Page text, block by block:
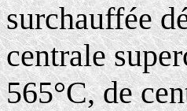
surchauffée
centrale
565°C, de